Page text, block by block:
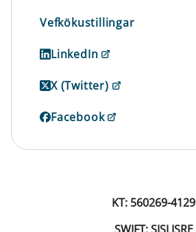
Vefkökustillingar
LinkedIn
X (Twitter)
Facebook
KT: 560269-4129